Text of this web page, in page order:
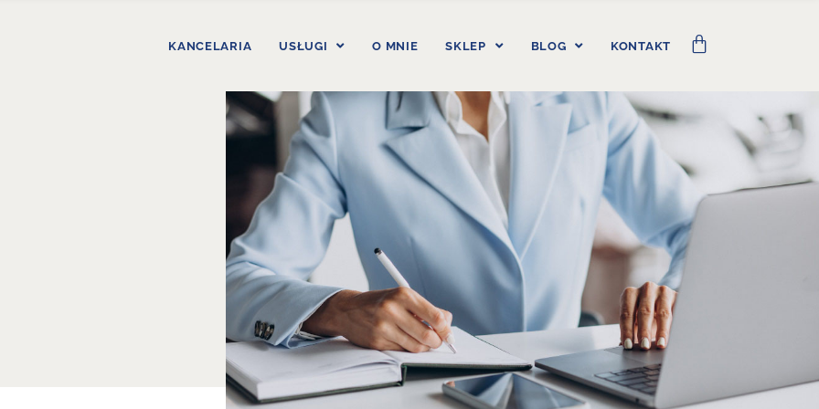
KANCELARIA USŁUGI O MNIE SKLEP BLOG KONTAKT